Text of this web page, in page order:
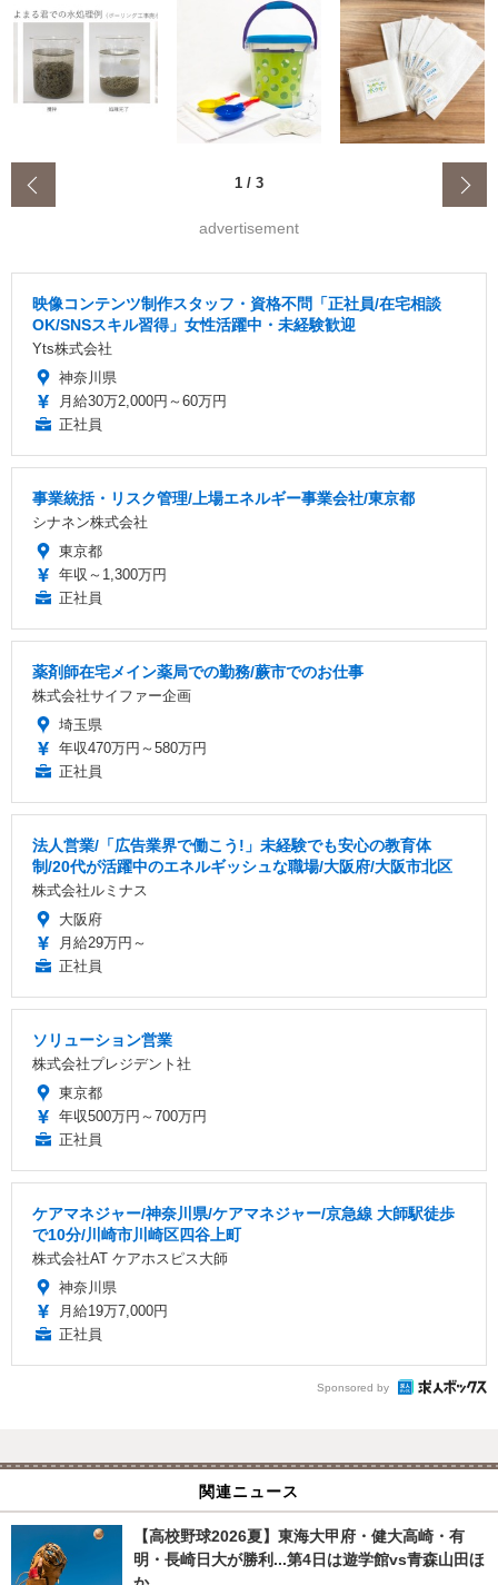
1 / 3
advertisement
映像コンテンツ制作スタッフ・資格不問「正社員/在宅相談
OK/SNSスキル習得」女性活躍中・未経験歓迎
Yts株式会社
神奈川県
月給30万2,000円～60万円
正社員
事業統括・リスク管理/上場エネルギー事業会社/東京都
シナネン株式会社
東京都
年収～1,300万円
正社員
薬剤師在宅メイン薬局での勤務/蕨市でのお仕事
株式会社サイファー企画
埼玉県
年収470万円～580万円
正社員
法人営業/「広告業界で働こう!」未経験でも安心の教育体
制/20代が活躍中のエネルギッシュな職場/大阪府/大阪市北区
株式会社ルミナス
大阪府
月給29万円～
正社員
ソリューション営業
株式会社プレジデント社
東京都
年収500万円～700万円
正社員
ケアマネジャー/神奈川県/ケアマネジャー/京急線 大師駅徒歩
で10分/川崎市川崎区四谷上町
株式会社AT ケアホスピス大師
神奈川県
月給19万7,000円
正社員
Sponsored by
関連ニュース
【高校野球2026夏】東海大甲府・健大高崎・有
明・長崎日大が勝利...第4日は遊学館vs青森山田ほ